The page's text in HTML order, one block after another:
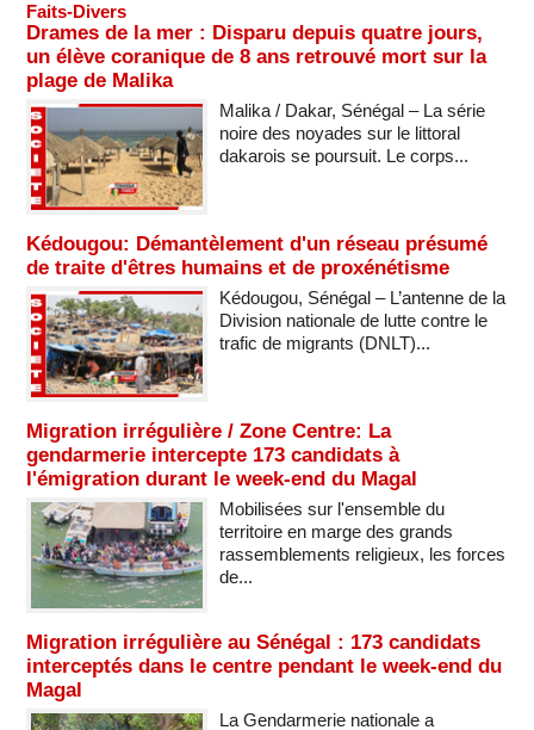
Faits-Divers
Drames de la mer : Disparu depuis quatre jours,
un élève coranique de 8 ans retrouvé mort sur la
plage de Malika
Malika / Dakar, Sénégal – La série
noire des noyades sur le littoral
dakarois se poursuit. Le corps...
Kédougou: Démantèlement d'un réseau présumé
de traite d'êtres humains et de proxénétisme
Kédougou, Sénégal – L’antenne de la
Division nationale de lutte contre le
trafic de migrants (DNLT)...
Migration irrégulière / Zone Centre: La
gendarmerie intercepte 173 candidats à
l'émigration durant le week-end du Magal
Mobilisées sur l'ensemble du
territoire en marge des grands
rassemblements religieux, les forces
de...
Migration irrégulière au Sénégal : 173 candidats
interceptés dans le centre pendant le week-end du
Magal
La Gendarmerie nationale a